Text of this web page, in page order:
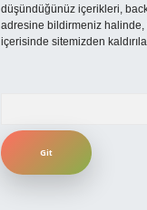
düşündüğünüz içerikleri,
adresine bildirmeniz
içerisinde sitemizden